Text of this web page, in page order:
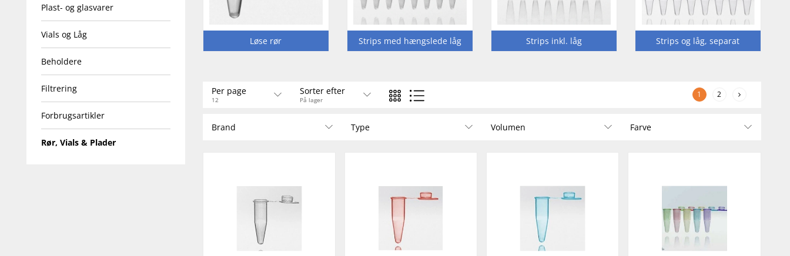
Plast- og glasvarer
Vials og Låg
Beholdere
Filtrering
Forbrugsartikler
Rør, Vials & Plader
Løse rør Strips med hængslede låg Strips inkl. låg Strips og låg, separat
Per page
12
Sorter efter
På lager
1 2
Brand Type Volumen Farve